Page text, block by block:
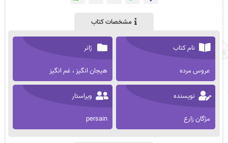
مشخصات کتاب
نام کتاب
عروس مرده
ژانر
هیجان انگیز ، غم انگیز
نویسنده
مژگان زارع
ویراستار
persain